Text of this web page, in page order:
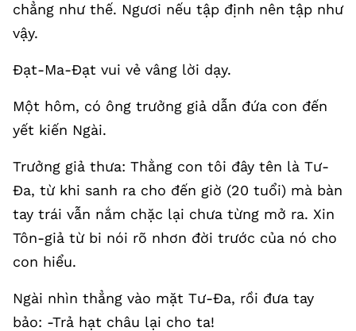
chẳng như thế. Ngươi nếu tập định nên tập như
vậy.
Đạt-Ma-Đạt vui vẻ vâng lời dạy.
Một hôm, có ông trưởng giả dẫn đứa con đến
yết kiến Ngài.
Trưởng giả thưa: Thằng con tôi đây tên là Tư-
Đa, từ khi sanh ra cho đến giờ (20 tuổi) mà bàn
tay trái vẫn nắm chặc lại chưa từng mở ra. Xin
Tôn-giả từ bi nói rõ nhơn đời trước của nó cho
con hiểu.
Ngài nhìn thẳng vào mặt Tư-Đa, rồi đưa tay
bảo: -Trả hạt châu lại cho ta!